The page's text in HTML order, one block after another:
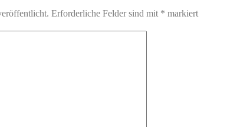
Erforderliche Felder sind mit * markiert